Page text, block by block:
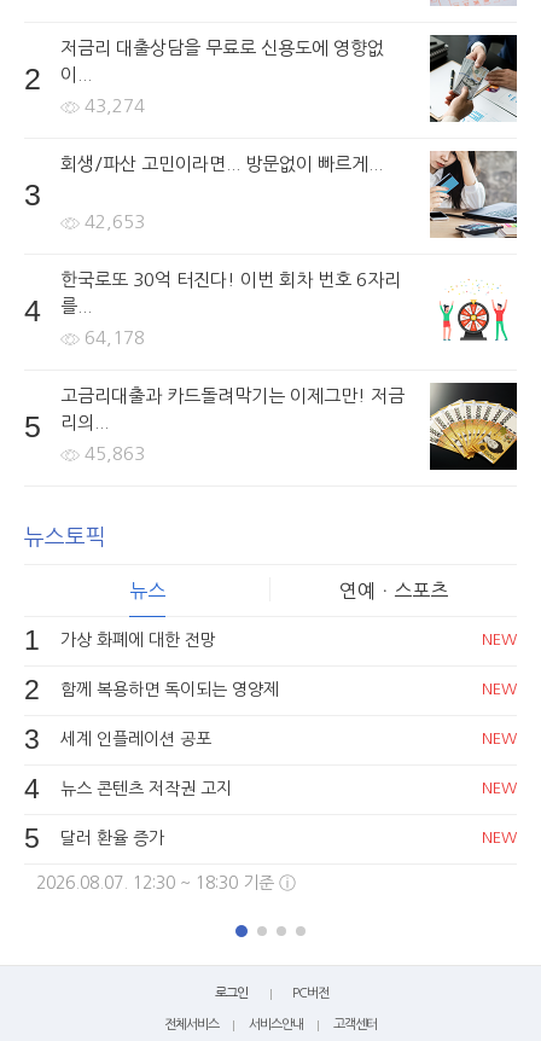
2
저금리 대출상담을 무료로 신용도에 영향없
이...
43,274
3
회생/파산 고민이라면... 방문없이 빠르게...
42,653
4
한국로또 30억 터진다! 이번 회차 번호 6자리
를...
64,178
5
고금리대출과 카드돌려막기는 이제그만! 저금
리의...
45,863
뉴스토픽
뉴스 연예ㆍ스포츠
1 가상 화폐에 대한 전망 NEW
2 함께 복용하면 독이되는 영양제 NEW
3 세계 인플레이션 공포 NEW
4 뉴스 콘텐츠 저작권 고지 NEW
5 달러 환율 증가 NEW
2026.08.07. 12:30 ~ 18:30 기준 ⓘ
로그인 PC버전
전체서비스 서비스안내 고객센터